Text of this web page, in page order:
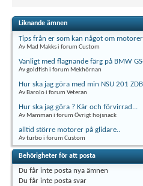
Liknande ämnen
Tips från er som kan något om motorer
Av Mad Makks i forum Custom
Vanligt med flagnande färg på BMW
Av goldfish i forum Mekhörnan
Hur ska jag göra med min NSU 201
Av Barolo i forum Veteran
Hur ska jag göra ? Kär och förvirrad...
Av Mamman i forum Övrigt hojsnack
alltid större motorer på glidare..
Av turbo i forum Custom
Behörigheter för att posta
Du får inte posta nya ämnen
Du får inte posta svar